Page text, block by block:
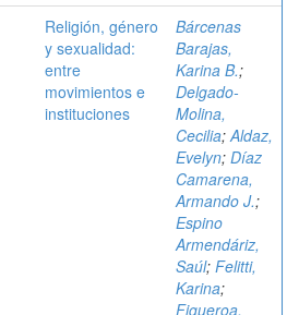
Religión, género
y sexualidad:
entre
movimientos e
instituciones
Bárcenas
Barajas,
Karina B.;
Delgado-
Molina,
Cecilia;Aldaz,
Evelyn; Díaz
Camarena,
Armando J.;
Espino
Armendáriz,
Saúl; Felitti,
Karina;
Figueroa,